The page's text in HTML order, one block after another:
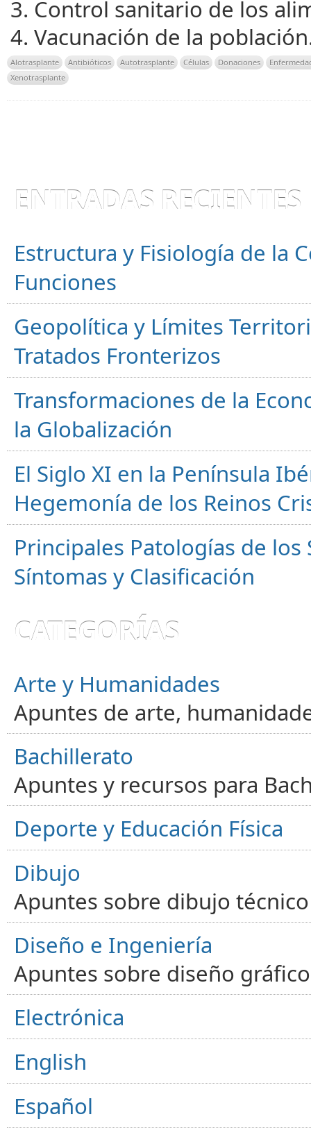
Control sanitario de los
Vacunación de la
Alotrasplante Antibióticos Autotrasplante Células Donaciones
Xenotrasplante
ENTRADAS RECIENTES
Estructura y Fisiología de la
Funciones
Geopolítica y Límites
Tratados Fronterizos
Transformaciones de la
la Globalización
El Siglo XI en la Península
Hegemonía de los Reinos
Principales Patologías de
Síntomas y Clasificación
CATEGORÍAS
Arte y Humanidades
Apuntes de arte,
Bachillerato
Apuntes y recursos para
Deporte y Educación Física
Dibujo
Apuntes sobre dibujo
Diseño e Ingeniería
Apuntes sobre diseño
Electrónica
English
Español